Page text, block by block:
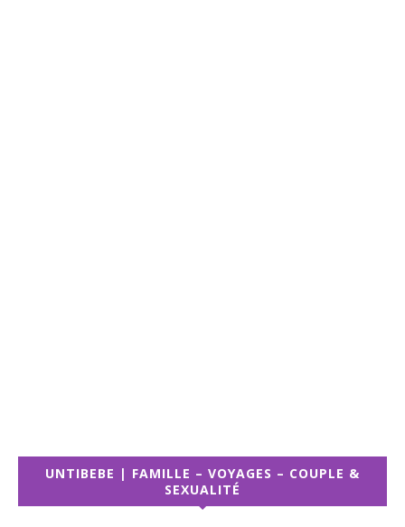
UNTIBEBE | FAMILLE – VOYAGES – COUPLE &
SEXUALITÉ